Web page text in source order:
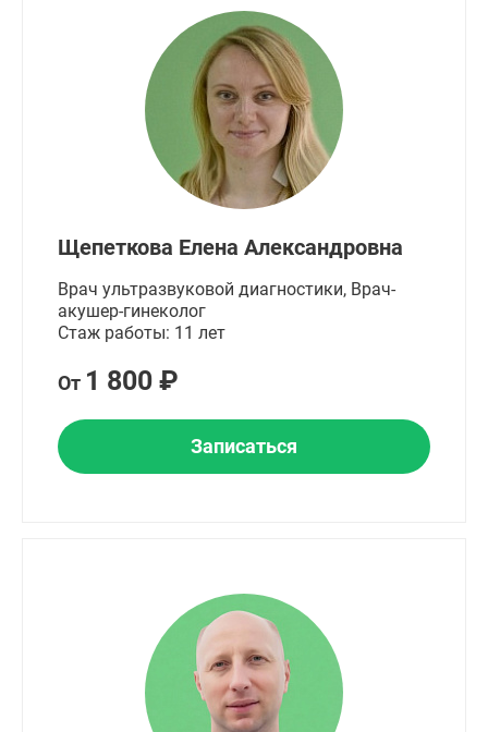
Щепеткова Елена Александровна
Врач ультразвуковой диагностики, Врач-
акушер-гинеколог
Стаж работы: 11 лет
От 1 800 ₽
Записаться